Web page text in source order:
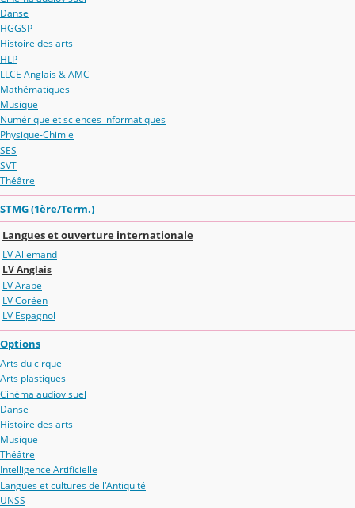
Danse
HGGSP
Histoire des arts
HLP
LLCE Anglais & AMC
Mathématiques
Musique
Numérique et sciences informatiques
Physique-Chimie
SES
SVT
Théâtre
STMG (1ère/Term.)
Langues et ouverture internationale
LV Allemand
LV Anglais
LV Arabe
LV Coréen
LV Espagnol
Options
Arts du cirque
Arts plastiques
Cinéma audiovisuel
Danse
Histoire des arts
Musique
Théâtre
Intelligence Artificielle
Langues et cultures de l'Antiquité
UNSS